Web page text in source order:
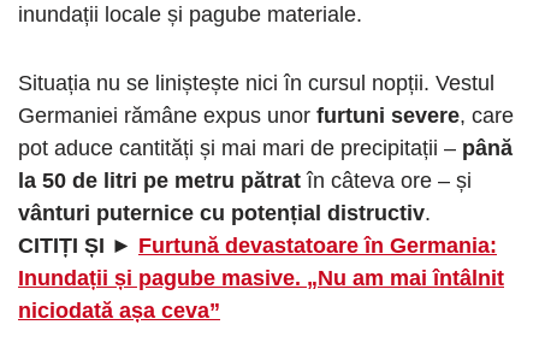
inundații locale și pagube materiale.
Situația nu se liniștește nici în cursul nopții. Vestul
Germaniei rămâne expus unor furtuni severe, care
pot aduce cantități și mai mari de precipitații – până
la 50 de litri pe metru pătrat în câteva ore – și
vânturi puternice cu potențial distructiv.
CITIȚI ȘI ► Furtună devastatoare în Germania:
Inundații și pagube masive. „Nu am mai întâlnit
niciodată așa ceva”